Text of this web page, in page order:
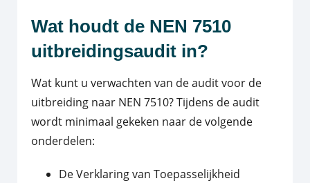
Wat houdt de NEN 7510
uitbreidingsaudit in?
Wat kunt u verwachten van de audit voor de
uitbreiding naar NEN 7510? Tijdens de audit
wordt minimaal gekeken naar de volgende
onderdelen:
De Verklaring van Toepasselijkheid